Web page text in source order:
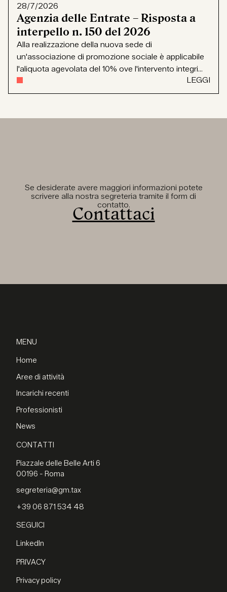
28/7/2026
Agenzia delle Entrate – Risposta a
interpello n. 150 del 2026
Alla realizzazione della nuova sede di
un'associazione di promozione sociale è applicabile
l'aliquota agevolata del 10% ove l'intervento integri...
LEGGI
Se desiderate avere maggiori informazioni potete
scrivere alla nostra segreteria tramite il form di
contatto.
Contattaci
MENU
Home
Aree di attività
Incarichi recenti
Professionisti
News
CONTATTI
Piazzale delle Belle Arti 6
00196 - Roma
segreteria@gm.tax
+39 06 871 534 48
SEGUICI
LinkedIn
PRIVACY
Privacy policy